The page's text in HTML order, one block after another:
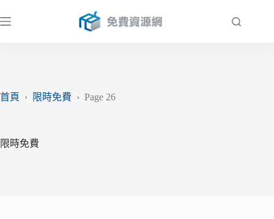
至
首頁
› 限時免費 › Page 26
限時免費